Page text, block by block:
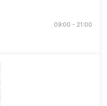
09:00 - 21:00